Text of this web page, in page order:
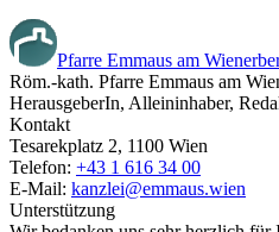
Pfarre Emmaus am
Röm.-kath. Pfarre Emmaus am
HerausgeberIn, Alleininhaber,
Kontakt
Tesarekplatz 2, 1100 Wien
Telefon: +43 1 616 34 00
E-Mail: kanzlei@emmaus.wien
Unterstützung